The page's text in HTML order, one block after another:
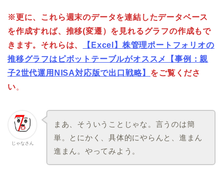
※更に、これら週末のデータを連結したデータベース
を作成すれば、推移(変遷）を見れるグラフの作成もで
きます。それらは、
【Excel】株管理ポートフォリオの
推移グラフはピボットテーブルがオススメ【事例：親
子2世代運用NISA対応版で出口戦略】 をご覧くださ
い。
じゃなさん
まあ、そういうことじゃな。言うのは簡
単。とにかく、具体的にやらんと、進まん
進まん。やってみよう。